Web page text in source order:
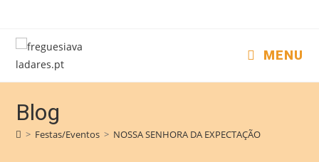
MENU
Blog
> Festas/Eventos > NOSSA SENHORA DA EXPECTAÇÃO